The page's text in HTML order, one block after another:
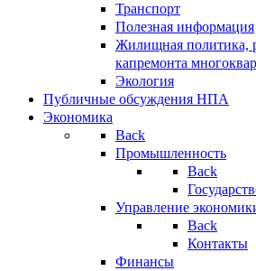
Транспорт
Полезная информация
Жилищная политика,
капремонта
Экология
Публичные обсуждения НПА
Экономика
Back
Промышленность
Back
Управление
Back
Контакты
Финансы